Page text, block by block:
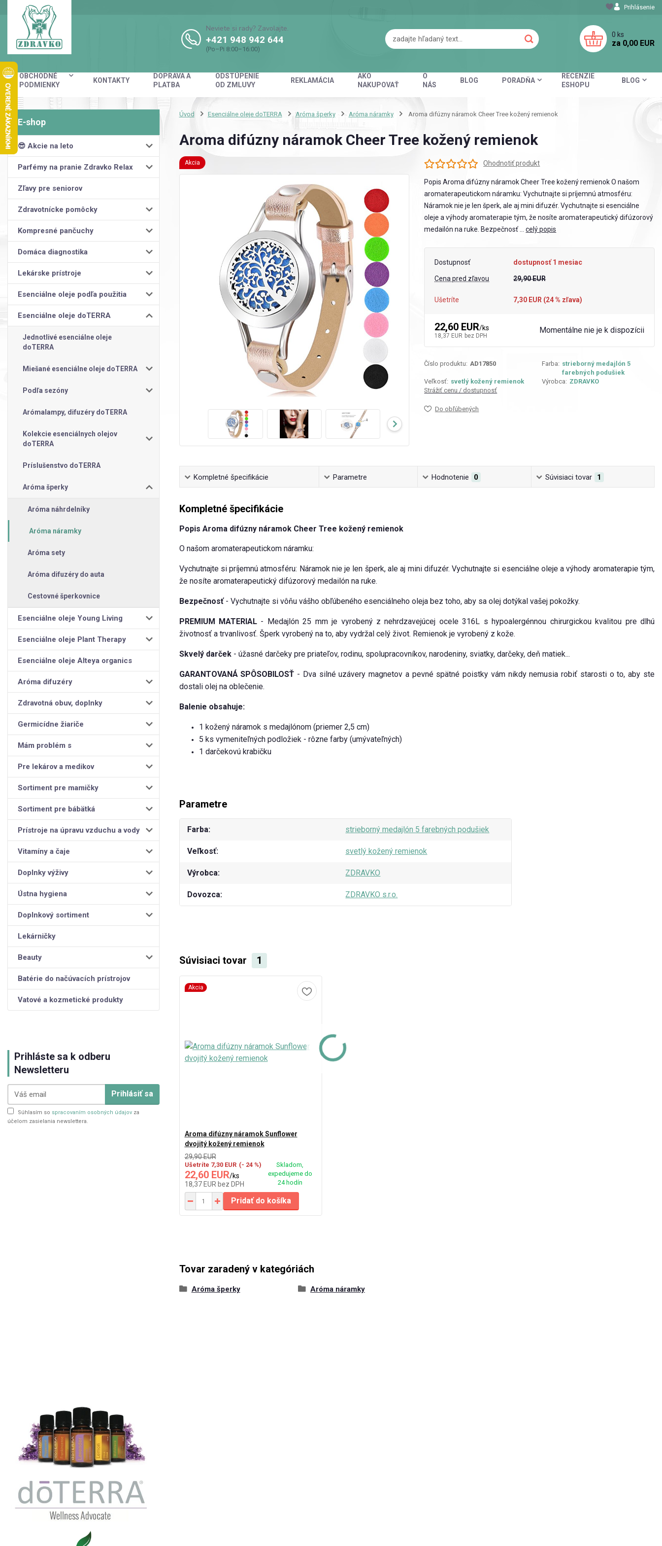
OBCHODNÉ
PODMIENKY
KONTAKTY
DOPRAVA A
PLATBA
ODSTÚPENIE
OD ZMLUVY
REKLAMÁCIA
AKO
NAKUPOVAŤ
O
NÁS
BLOG PORADŇA
RECENZIE
ESHOPU
BLOG
Prihlásenie
Neviete si rady? Zavolajte.
+421 948 942 644
(Po–Pi 8:00–16:00)
0 ks
za 0,00 EUR
😎 Akcie na leto
Parfémy na pranie Zdravko Relax
Zľavy pre seniorov
Zdravotnícke pomôcky
Kompresné pančuchy
Domáca diagnostika
Lekárske prístroje
Esenciálne oleje podľa použitia
Esenciálne oleje doTERRA
Jednotlivé esenciálne oleje
doTERRA
Miešané esenciálne oleje doTERRA
Podľa sezóny
Arómalampy, difuzéry doTERRA
Kolekcie esenciálnych olejov
doTERRA
Príslušenstvo doTERRA
Aróma šperky
Aróma náhrdelníky
Aróma náramky
Aróma sety
Aróma difuzéry do auta
Cestovné šperkovnice
Esenciálne oleje Young Living
Esenciálne oleje Plant Therapy
Esenciálne oleje Alteya organics
Aróma difuzéry
Zdravotná obuv, doplnky
Germicídne žiariče
Mám problém s
Pre lekárov a medikov
Sortiment pre mamičky
Sortiment pre bábätká
Prístroje na úpravu vzduchu a vody
Vitamíny a čaje
Doplnky výživy
Ústna hygiena
Doplnkový sortiment
Lekárničky
Beauty
Batérie do načúvacích prístrojov
Vatové a kozmetické produkty
Prihláste sa k odberu
Newsletteru
Prihlásiť sa
Súhlasím so spracovaním osobných údajov za
účelom zasielania newslettera.
Úvod Esenciálne oleje doTERRA Aróma šperky Aróma náramky Aroma difúzny náramok Cheer Tree kožený remienok
Aroma difúzny náramok Cheer Tree kožený remienok
Akcia Ohodnotiť produkt
Popis Aroma difúzny náramok Cheer Tree kožený remienok O našom
aromaterapeutickom náramku: Vychutnajte si príjemnú atmosféru:
Náramok nie je len šperk, ale aj mini difuzér. Vychutnajte si esenciálne
oleje a výhody aromaterapie tým, že nosíte aromaterapeutický difúzorový
medailón na ruke. Bezpečnosť ...celý popis
Dostupnosť dostupnosť 1 mesiac
Cena pred zľavou 29,90 EUR
Ušetríte 7,30 EUR (24% zľava)
22,60 EUR/ks
18,37 EUR bez DPH
Momentálne nie je k dispozícii
Číslo produktu: AD17850 Farba: strieborný medajlón 5
farebných podušiek
Veľkosť: svetlý kožený remienok Výrobca: ZDRAVKO
Strážiť cenu / dostupnosť
Do obľúbených
Kompletné špecifikácie Parametre Hodnotenie 0 Súvisiaci tovar 1
Kompletné špecifikácie
Popis Aroma difúzny náramok Cheer Tree kožený remienok
O našom aromaterapeutickom náramku:
Vychutnajte si príjemnú atmosféru: Náramok nie je len šperk, ale aj mini difuzér. Vychutnajte si esenciálne oleje a výhody aromaterapie tým,
že nosíte aromaterapeutický difúzorový medailón na ruke.
Bezpečnosť- Vychutnajte si vôňu vášho obľúbeného esenciálneho oleja bez toho, aby sa olej dotýkal vašej pokožky.
PREMIUM MATERIAL- Medajlón 25 mm je vyrobený z nehrdzavejúcej ocele 316L s hypoalergénnou chirurgickou kvalitou pre dlhú
životnosť a trvanlivosť. Šperk vyrobený na to, aby vydržal celý život. Remienok je vyrobený z kože.
Skvelý darček- úžasné darčeky pre priateľov, rodinu, spolupracovníkov, narodeniny, sviatky, darčeky, deň matiek...
GARANTOVANÁ SPÔSOBILOSŤ - Dva silné uzávery magnetov a pevné spätné poistky vám nikdy nemusia robiť starosti o to, aby ste
dostali olej na oblečenie.
Balenie obsahuje:
1 kožený náramok s medajlónom (priemer 2,5 cm)
5 ks vymeniteľných podložiek - rôzne farby (umývateľných)
1 darčekovú krabičku
Parametre
Farba strieborný medajlón 5 farebných podušiek
Veľkosť svetlý kožený remienok
Výrobca ZDRAVKO
Dovozca ZDRAVKO s.r.o.
Súvisiaci tovar 1
Akcia
Aroma difúzny náramok Sunflower
dvojitý kožený remienok
29,90 EUR
Ušetríte 7,30 EUR (- 24 %)
22,60 EUR/ks
18,37 EUR bez DPH
Skladom,
expedujeme do
24 hodín
Pridať do košíka
Tovar zaradený v kategóriách
Aróma šperky Aróma náramky